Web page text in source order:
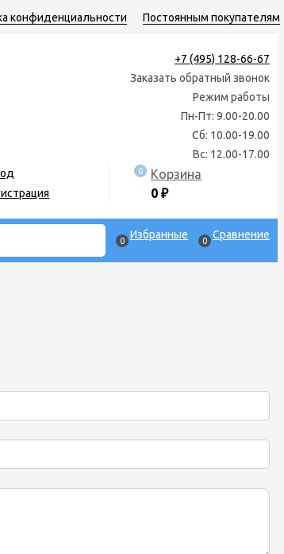
конфиденциальности Постоянным покупателям
+7 (495) 128-66-67
Заказать обратный звонок
Режим работы
Пн-Пт: 9.00-20.00
Сб: 10.00-19.00
Вс: 12.00-17.00
0
Корзина
0 ₽
0 Избранные 0 Сравнение